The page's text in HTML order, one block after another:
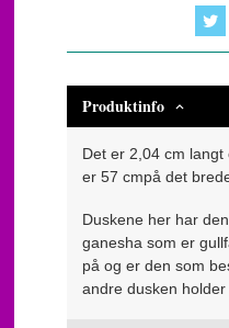
Produktinfo
Det er 2,04 cm
er 57 cmpå det
Duskene her har
ganesha som er
på og er den som
andre dusken holder